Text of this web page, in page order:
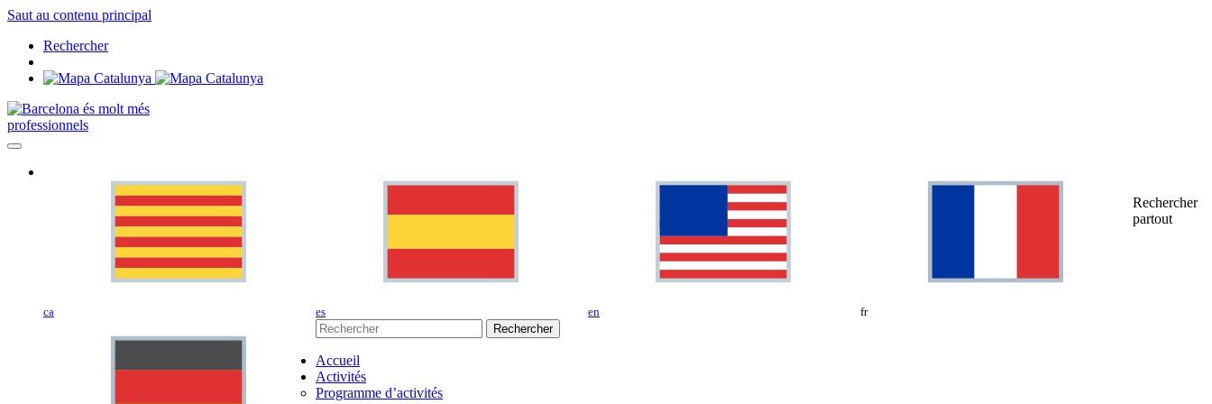
Saut au contenu principal
Rechercher
professionnels
ca es en fr
Rechercher
partout
Rechercher
Accueil
Activités
Programme d’activités